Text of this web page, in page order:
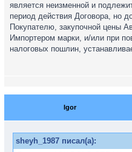
является неизменной и
период действия Договора, но
Покупателю, закупочной цены
Импортером марки, и/или при
налоговых пошлин,
Igor
sheyh_1987 писал(а):